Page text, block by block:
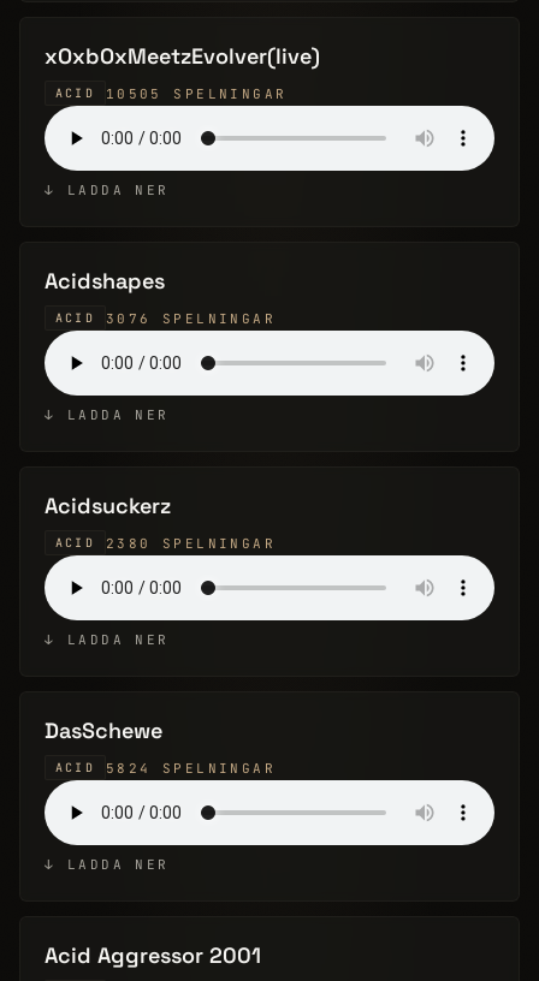
xOxbOxMeetzEvolver(live)
ACID 10505 SPELNINGAR
↓ LADDA NER
Acidshapes
ACID 3076 SPELNINGAR
↓ LADDA NER
Acidsuckerz
ACID 2380 SPELNINGAR
↓ LADDA NER
DasSchewe
ACID 5824 SPELNINGAR
↓ LADDA NER
Acid Aggressor 2001